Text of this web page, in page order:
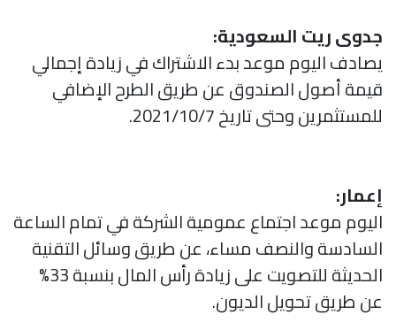
جدوى ريت السعودية:
يصادف اليوم موعد بدء الاشتراك في زيادة إجمالي
قيمة أصول الصندوق عن طريق الطرح الإضافي
للمستثمرين وحتى تاريخ 2021/10/7.
إعمار:
اليوم موعد اجتماع عمومية الشركة في تمام الساعة
السادسة والنصف مساء، عن طريق وسائل التقنية
الحديثة للتصويت على زيادة رأس المال بنسبة 33%
عن طريق تحويل الديون.